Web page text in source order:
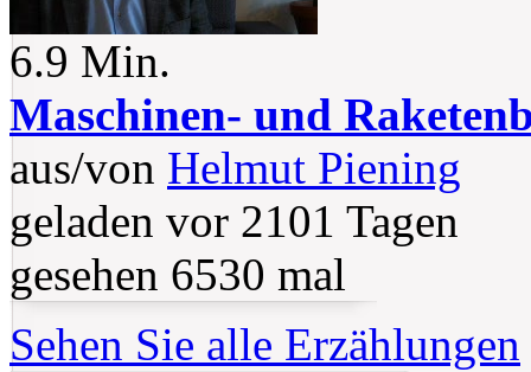
6.9 Min.
Maschinen- und
aus/von Helmut Piening
geladen vor 2101 Tagen
gesehen 6530 mal
Sehen Sie alle Erzählungen